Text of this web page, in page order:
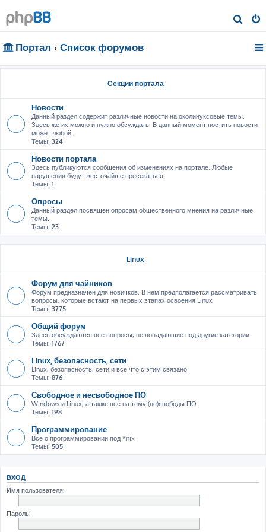
о
Портал Список форумов
Секции портала
Новости
Данный раздел содержит различные новости на околинуксовые темы.
Здесь же их можно и нужно обсуждать. В данный момент постить новости
может любой.
Темы: 324
Новости портала
Здесь публикуются сообщения об изменениях на портале. Любые
нарушения будут жесточайше пресекаться.
Темы: 1
Опросы
Данный раздел посвящен опросам общественного мнения на различные
темы.
Темы: 23
Linux
Форум для чайников
Форум предназначен для новичков. В нем предполагается рассматривать
вопросы, которые встают на первых этапах освоения Linux
Темы: 3775
Общий форум
Здесь обсуждаются все вопросы, не попадающие под другие категории
Темы: 1767
Linux, безопасность, сети
Linux, безопасность, сети и все что с этим связано
Темы: 876
Свободное и несвободное ПО
Windows и Linux, а также все на тему (не)свободы ПО.
Темы: 198
Программирование
Все о программировании под *nix
Темы: 505
ВХОД
Имя пользователя:
Пароль: